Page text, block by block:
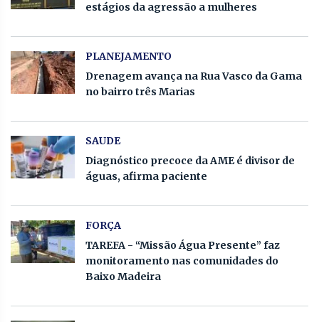
estágios da agressão a mulheres
PLANEJAMENTO
Drenagem avança na Rua Vasco da Gama
no bairro três Marias
SAUDE
Diagnóstico precoce da AME é divisor de
águas, afirma paciente
FORÇA
TAREFA - “Missão Água Presente” faz
monitoramento nas comunidades do
Baixo Madeira